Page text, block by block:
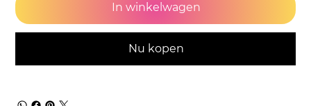
In winkelwagen
Nu kopen